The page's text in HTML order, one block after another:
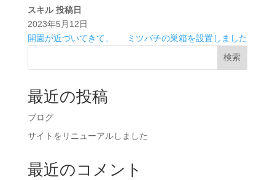
スキル 投稿日
2023年5月12日
開園が近づいてきて、
ミツバチの巣箱を設置しました
検索
最近の投稿
ブログ
サイトをリニューアルしました
最近のコメント